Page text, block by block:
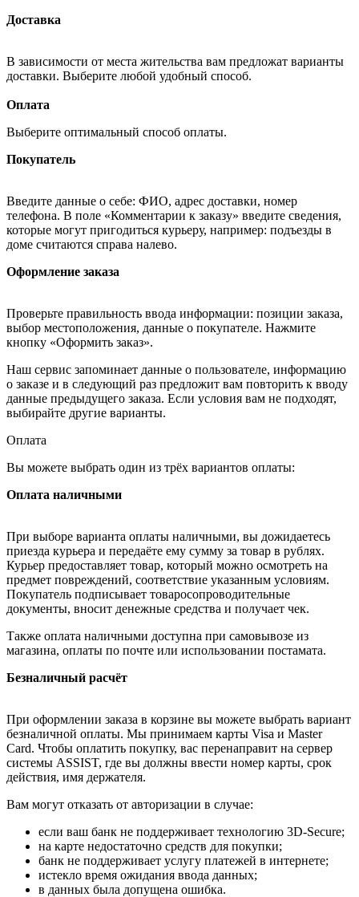
Доставка
В зависимости от места жительства вам предложат варианты
доставки. Выберите любой удобный способ.
Оплата
Выберите оптимальный способ оплаты.
Покупатель
Введите данные о себе: ФИО, адрес доставки, номер
телефона. В поле «Комментарии к заказу» введите сведения,
которые могут пригодиться курьеру, например: подъезды в
доме считаются справа налево.
Оформление заказа
Проверьте правильность ввода информации: позиции заказа,
выбор местоположения, данные о покупателе. Нажмите
кнопку «Оформить заказ».
Наш сервис запоминает данные о пользователе, информацию
о заказе и в следующий раз предложит вам повторить к вводу
данные предыдущего заказа. Если условия вам не подходят,
выбирайте другие варианты.
Оплата
Вы можете выбрать один из трёх вариантов оплаты:
Оплата наличными
При выборе варианта оплаты наличными, вы дожидаетесь
приезда курьера и передаёте ему сумму за товар в рублях.
Курьер предоставляет товар, который можно осмотреть на
предмет повреждений, соответствие указанным условиям.
Покупатель подписывает товаросопроводительные
документы, вносит денежные средства и получает чек.
Также оплата наличными доступна при самовывозе из
магазина, оплаты по почте или использовании постамата.
Безналичный расчёт
При оформлении заказа в корзине вы можете выбрать вариант
безналичной оплаты. Мы принимаем карты Visa и Master
Card. Чтобы оплатить покупку, вас перенаправит на сервер
системы ASSIST, где вы должны ввести номер карты, срок
действия, имя держателя.
Вам могут отказать от авторизации в случае:
если ваш банк не поддерживает технологию 3D-Secure;
на карте недостаточно средств для покупки;
банк не поддерживает услугу платежей в интернете;
истекло время ожидания ввода данных;
в данных была допущена ошибка.